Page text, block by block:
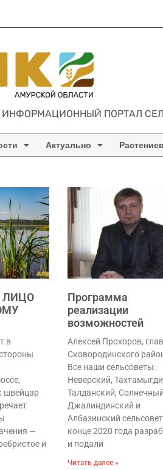
ИНФОРМАЦИОННЫЙ ПОРТАЛ
Актуально
ЛИЦО
в
швейцар
—
и
Программа
реализации
возможностей
Алексей Прохоров,
Сковородинского
Все наши сельсоветы:
Неверский,
Талданский,
Джалиндинский и
Албазинский
конце 2020 года
и подали
Читать далее »